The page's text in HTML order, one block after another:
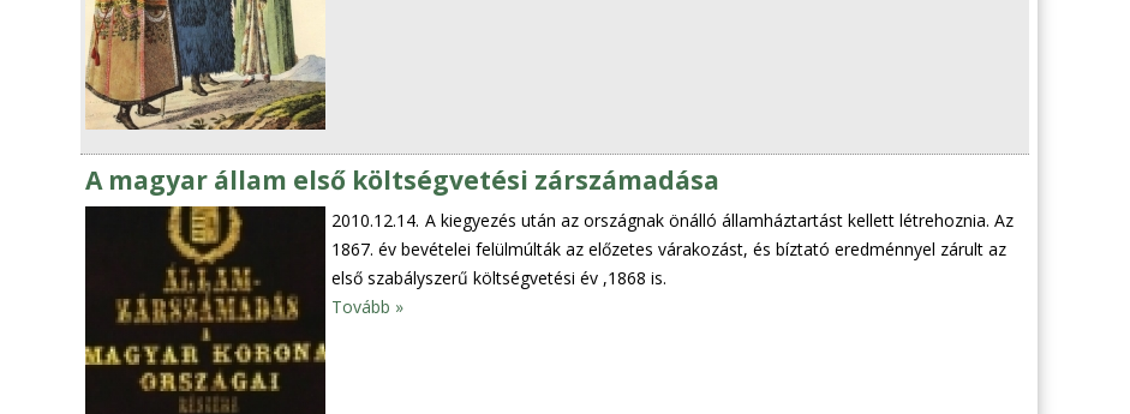
A magyar állam első költségvetési zárszámadása
2010.12.14. A kiegyezés után az országnak önálló államháztartást kellett létrehoznia. Az
1867. év bevételei felülmúlták az előzetes várakozást, és bíztató eredménnyel zárult az
első szabályszerű költségvetési év ,1868 is.
Tovább »